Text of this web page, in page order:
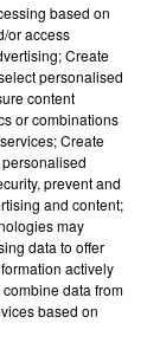
based on
or access
Create
personalised
content
or combinations
Create
prevent and
and content;
may
data to offer
actively
data from
based on